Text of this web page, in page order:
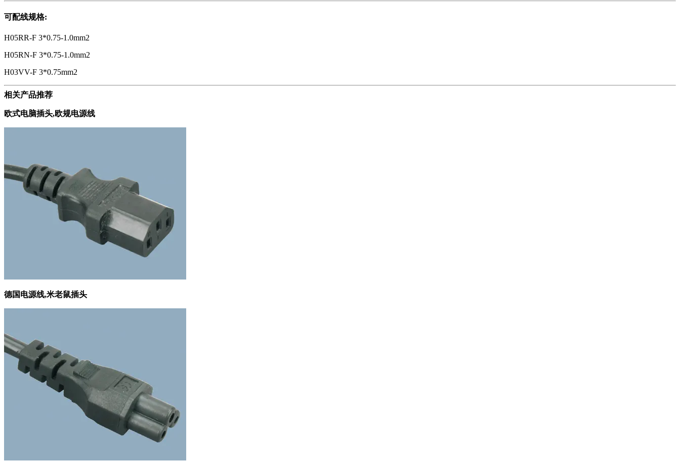
可配线规格:
H05RR-F 3*0.75-1.0mm2
H05RN-F 3*0.75-1.0mm2
H03VV-F 3*0.75mm2
相关产品推荐
欧式电脑插头,欧规电源线
德国电源线,米老鼠插头